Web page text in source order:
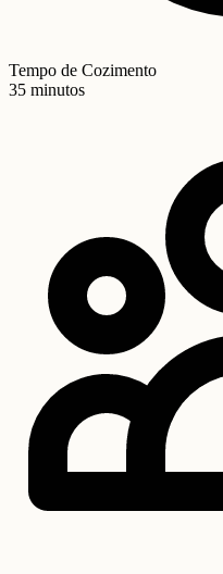
Tempo de Cozimento
35 minutos